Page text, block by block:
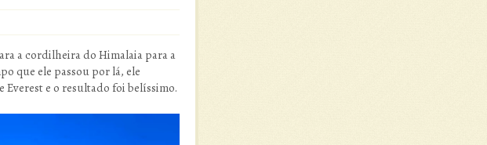
a cordilheira do Himalaia para a
que ele passou por lá, ele
e o resultado foi belíssimo.